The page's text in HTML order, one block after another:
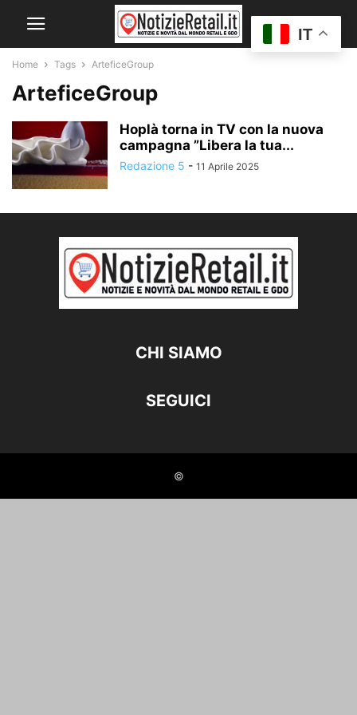
Home Tags ArteficeGroup
ArteficeGroup
Hoplà torna in TV con la nuova
campagna ”Libera la tua...
Redazione 5 - 11 Aprile 2025
CHI SIAMO
SEGUICI
©
IT